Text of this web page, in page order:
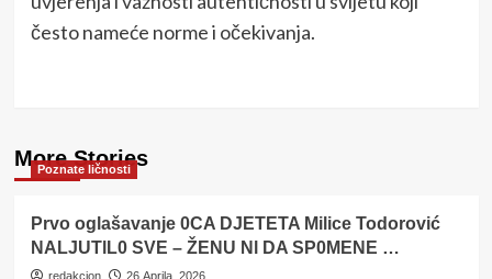
često nameće norme i očekivanja.
More Stories
Poznate ličnosti
Prvo oglašavanje 0CA DJETETA Milice Todorović
NALJUTlL0 SVE – ŽENU Nl DA SP0MENE …
redakcion 26 Aprila, 2026